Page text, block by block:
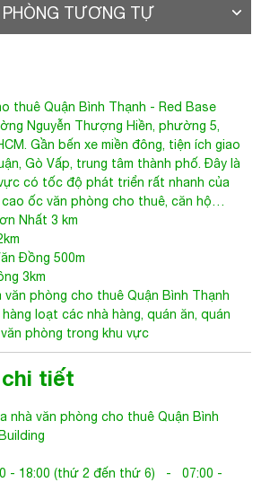
PHÒNG TƯƠNG TỰ
thuê Quận Bình Thạnh - Red Base
Nguyễn Thượng Hiền, phường 5,
Gần bến xe miền đông, tiện ích giao
Gò Vấp, trung tâm thành phố. Đây là
có tốc độ phát triển rất nhanh của
ốc văn phòng cho thuê, căn hộ…
Nhất 3 km
Đồng 500m
3km
văn phòng cho thuê Quận Bình Thạnh
loạt các nhà hàng, quán ăn, quán
phòng trong khu vực
tiết
nhà văn phòng cho thuê Quận Bình
- 18:00 (thứ 2 đến thứ 6) - 07:00 -